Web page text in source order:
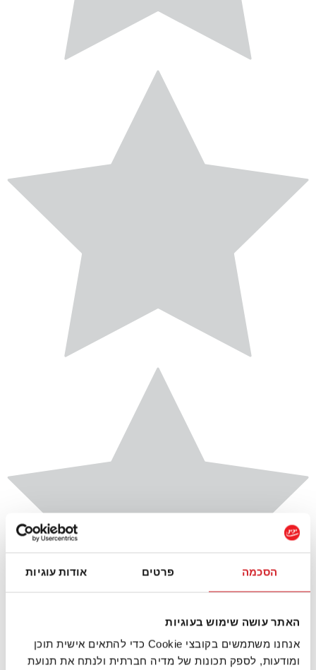
הסכמה פרטים אודות עוגיות
האתר עושה שימוש בעוגיות
אנחנו משתמשים בקובצי Cookie כדי להתאים אישית תוכן
ומודעות, לספק תכונות של מדיה חברתית ולנתח את תנועת